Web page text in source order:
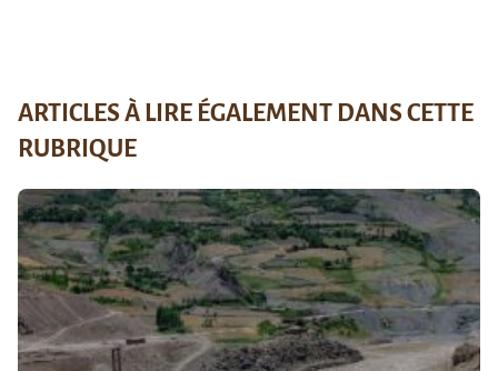
ARTICLES À LIRE ÉGALEMENT DANS CETTE
RUBRIQUE